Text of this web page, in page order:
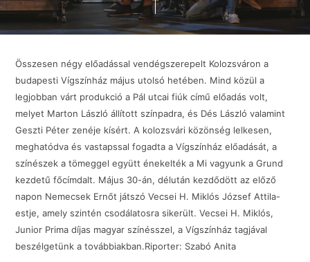
Összesen négy előadással vendégszerepelt Kolozsváron a
budapesti Vígszínház május utolsó hetében. Mind közül a
legjobban várt produkció a Pál utcai fiúk című előadás volt,
melyet Marton László állított színpadra, és Dés László valamint
Geszti Péter zenéje kísért. A kolozsvári közönség lelkesen,
meghatódva és vastapssal fogadta a Vígszínház előadását, a
színészek a tömeggel együtt énekelték a Mi vagyunk a Grund
kezdetű főcímdalt. Május 30-án, délután kezdődött az előző
napon Nemecsek Ernőt játszó Vecsei H. Miklós József Attila-
estje, amely szintén csodálatosra sikerült. Vecsei H. Miklós,
Junior Prima díjas magyar színésszel, a Vígszínház tagjával
beszélgetünk a továbbiakban.Riporter: Szabó Anita